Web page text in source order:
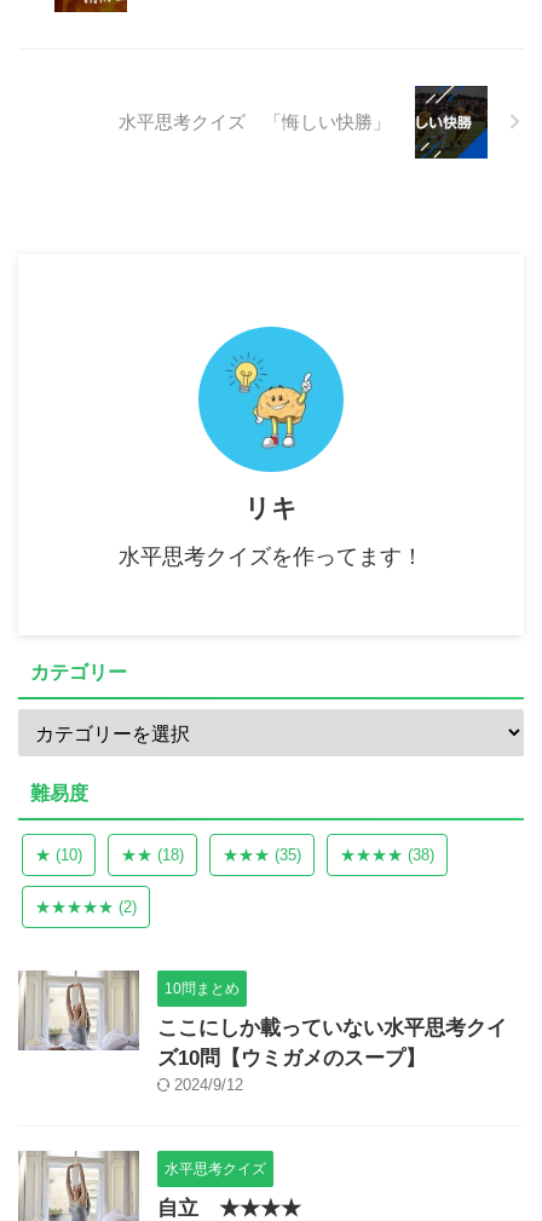
水平思考クイズ 「悔しい快勝」
リキ
水平思考クイズを作ってます！
カテゴリー
難易度
★ (10) ★★ (18) ★★★ (35) ★★★★ (38)
★★★★★ (2)
10問まとめ
ここにしか載っていない水平思考クイ
ズ10問【ウミガメのスープ】
2024/9/12
水平思考クイズ
自立 ★★★★